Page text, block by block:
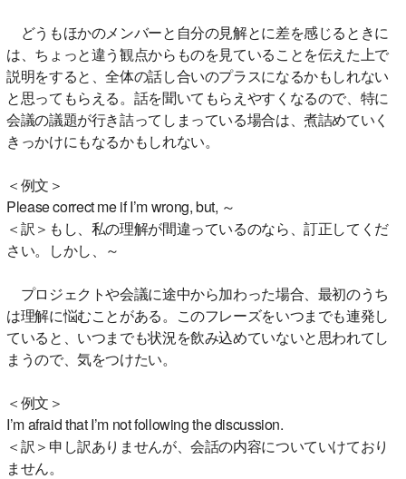
どうもほかのメンバーと自分の見解とに差を感じるときに
は、ちょっと違う観点からものを見ていることを伝えた上で
説明をすると、全体の話し合いのプラスになるかもしれない
と思ってもらえる。話を聞いてもらえやすくなるので、特に
会議の議題が行き詰ってしまっている場合は、煮詰めていく
きっかけにもなるかもしれない。
＜例文＞
Please correct me if I’m wrong, but, ～
＜訳＞もし、私の理解が間違っているのなら、訂正してくだ
さい。しかし、～
プロジェクトや会議に途中から加わった場合、最初のうち
は理解に悩むことがある。このフレーズをいつまでも連発し
ていると、いつまでも状況を飲み込めていないと思われてし
まうので、気をつけたい。
＜例文＞
I’m afraid that I’m not following the discussion.
＜訳＞申し訳ありませんが、会話の内容についていけており
ません。